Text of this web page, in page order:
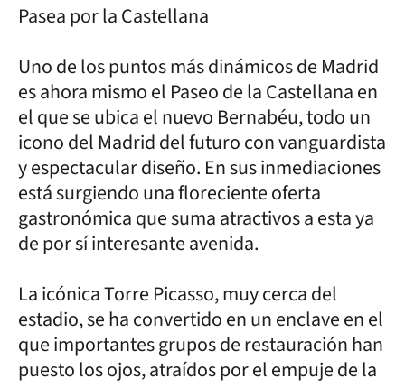
Pasea por la Castellana
Uno de los puntos más dinámicos de Madrid
es ahora mismo el Paseo de la Castellana en
el que se ubica el nuevo Bernabéu, todo un
icono del Madrid del futuro con vanguardista
y espectacular diseño. En sus inmediaciones
está surgiendo una floreciente oferta
gastronómica que suma atractivos a esta ya
de por sí interesante avenida.
La icónica Torre Picasso, muy cerca del
estadio, se ha convertido en un enclave en el
que importantes grupos de restauración han
puesto los ojos, atraídos por el empuje de la